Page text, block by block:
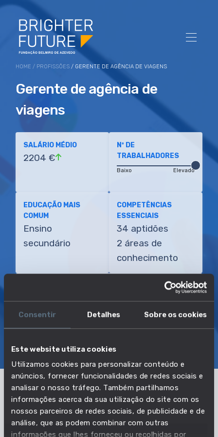
Consentir Detalhes Sobre os cookies
Este website utiliza cookies
Utilizamos cookies para personalizar conteúdo e
anúncios, fornecer funcionalidades de redes sociais e
analisar o nosso tráfego. Também partilhamos
informações acerca da sua utilização do site com os
nossos parceiros de redes sociais, de publicidade e de
análise, que as podem combinar com outras
informações que lhes forneceu ou recolhidas por
HOME / PROFISSÕES / GERENTE DE AGÊNCIA DE VIAGENS
Gerente de agência de
viagens
SALÁRIO MÉDIO
2204 €
Nº DE
TRABALHADORES
Baixo Elevado
EDUCAÇÃO MAIS
COMUM
Ensino
secundário
COMPETÊNCIAS
ESSENCIAIS
34 aptidões
2 áreas de
conhecimento
Gerente de organizadora de excursões
Pertencente à profissão:
Diretores e gerentes de outros